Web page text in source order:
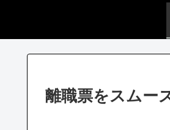
離職票をスムー